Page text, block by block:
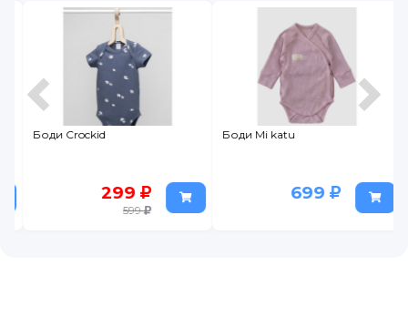
Боди Crockid
299
599
Боди Mi katu
699